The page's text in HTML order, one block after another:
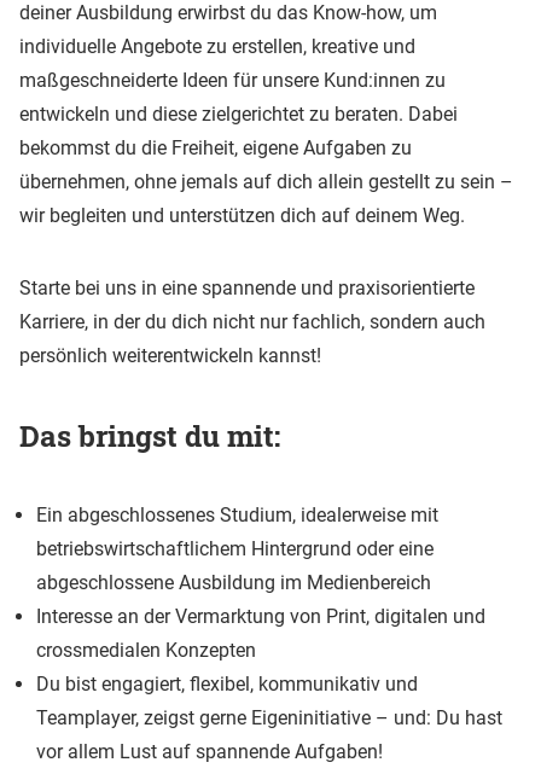
deiner Ausbildung erwirbst du das Know-how, um
individuelle Angebote zu erstellen, kreative und
maßgeschneiderte Ideen für unsere Kund:innen zu
entwickeln und diese zielgerichtet zu beraten. Dabei
bekommst du die Freiheit, eigene Aufgaben zu
übernehmen, ohne jemals auf dich allein gestellt zu sein –
wir begleiten und unterstützen dich auf deinem Weg.
Starte bei uns in eine spannende und praxisorientierte
Karriere, in der du dich nicht nur fachlich, sondern auch
persönlich weiterentwickeln kannst!
Das bringst du mit:
Ein abgeschlossenes Studium, idealerweise mit
betriebswirtschaftlichem Hintergrund oder eine
abgeschlossene Ausbildung im Medienbereich
Interesse an der Vermarktung von Print, digitalen und
crossmedialen Konzepten
Du bist engagiert, flexibel, kommunikativ und
Teamplayer, zeigst gerne Eigeninitiative – und: Du hast
vor allem Lust auf spannende Aufgaben!